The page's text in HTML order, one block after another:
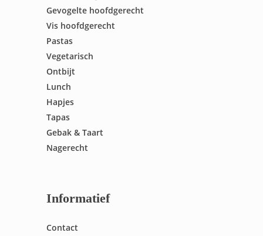
Gevogelte hoofdgerecht
Vis hoofdgerecht
Pastas
Vegetarisch
Ontbijt
Lunch
Hapjes
Tapas
Gebak & Taart
Nagerecht
Informatief
Contact